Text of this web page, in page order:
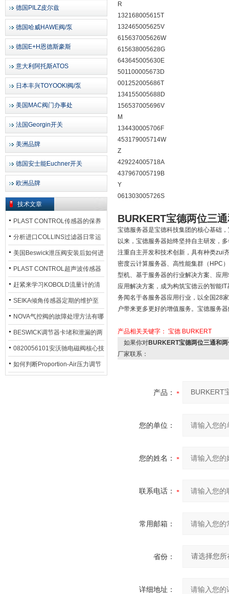
德国PILZ皮尔兹
德国哈威HAWE阀/泵
德国E+H恩德斯豪斯
意大利阿托斯ATOS
日本丰兴TOYOOKI阀/泵
美国MAC阀门办事处
法国Georgin开关
美洲品牌
德国安士能Euchner开关
欧洲品牌
技术文章
PLAST CONTROL传感器的保养
方法
分析进口COLLINS过滤器日常运
行排污步骤
美国Beswick泄压阀安装后如何进
行调试?
PLAST CONTROL超声波传感器
工作原理了解吗？
赶紧来学习KOBOLD流量计的清
洗流程吧
SEIKA倾角传感器定期的维护至
关重要
NOVA气控阀的故障处理方法有哪
些？
BESWICK调节器卡堵和泄漏的两
大问题解决措施
0820056101安沃驰电磁阀核心技
术参数
如何判断Proportion-Air压力调节
R
132168005615T
132465005625V
615637005626W
615638005628G
643645005630E
501100005673D
001252005686T
134155005688D
156537005696V
M
134430005706F
453179005714W
Z
429224005718A
437967005719B
Y
061303005726S
BURKERT宝德两位三
宝德服务器是宝德科技集团的核心基础
以来，宝德服务器始终坚持自主研发，
注重自主开发和技术创新，具有种类zui
密度云计算服务器、高性能集群（HPC
型机、基于服务器的行业解决方案、应
应用解决方案，成为构筑宝德云的智能IT
务闻名于各服务器应用行业，以全国28
户带来更多更好的增值服务。宝德服务
产品相关关键字： 宝德 BURKERT
如果你对BURKERT宝德两位三通和
厂家联系：
产品：
您的单位：
您的姓名：
联系电话：
常用邮箱：
省份：
详细地址：